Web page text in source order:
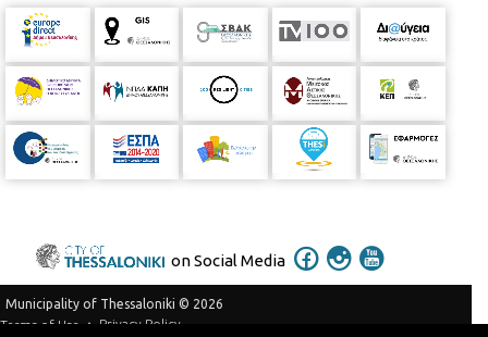
on Social Media
Municipality of Thessaloniki © 2026
Terms of Use
Privacy Policy